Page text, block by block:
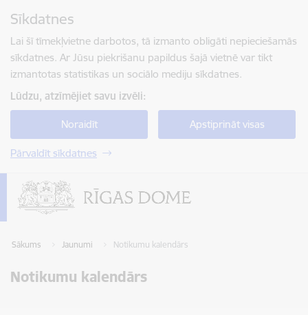
Sīkdatnes
Lai šī tīmekļvietne darbotos, tā izmanto obligāti nepieciešamās
sīkdatnes. Ar Jūsu piekrišanu papildus šajā vietnē var tikt
izmantotas statistikas un sociālo mediju sīkdatnes.
Lūdzu, atzīmējiet savu izvēli:
Noraidīt Apstiprināt visas
Pārvaldīt sīkdatnes
Sākums Jaunumi Notikumu kalendārs
Notikumu kalendārs